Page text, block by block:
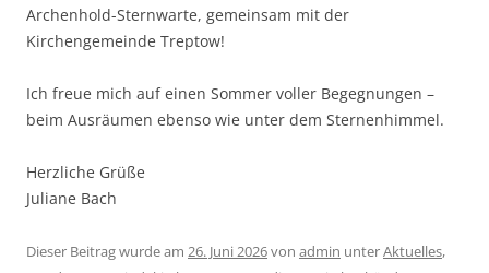
Archenhold-Sternwarte, gemeinsam mit der
Kirchengemeinde Treptow!
Ich freue mich auf einen Sommer voller Begegnungen –
beim Ausräumen ebenso wie unter dem Sternenhimmel.
Herzliche Grüße
Juliane Bach
Dieser Beitrag wurde am 26. Juni 2026von admin unterAktuelles,